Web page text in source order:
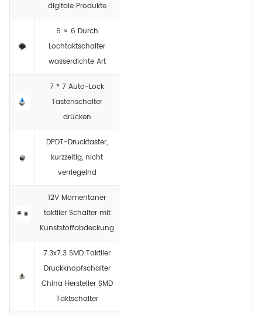
digitale Produkte
6 × 6 Durch
Lochtaktschalter
wasserdichte Art
7 * 7 Auto-Lock
Tastenschalter
drücken
DPDT-Drucktaster,
kurzzeitig, nicht
verriegelnd
12V Momentaner
taktiler Schalter mit
Kunststoffabdeckung
7.3x7.3 SMD Taktiler
Druckknopfschalter
China Hersteller SMD
Taktschalter